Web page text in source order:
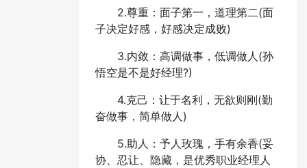
2.尊重：面子第一，道理第二(面
子决定好感，好感决定成败)
3.内敛：高调做事，低调做人(孙
悟空是不是好经理?)
4.克己：让于名利，无欲则刚(勤
奋做事，简单做人)
5.助人：予人玫瑰，手有余香(妥
协、忍让、隐藏，是优秀职业经理人